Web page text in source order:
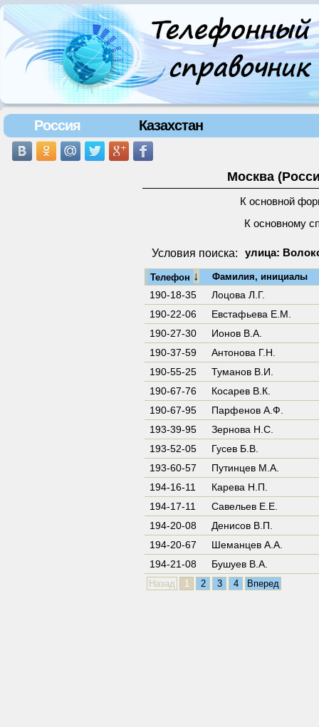
Россия Казахстан
Москва
К основной
К основному
Условия поиска: улица:
Телефон ↓ Фамилия, инициалы
190-18-35
Лоцова Л.Г.
190-22-06
Евстафьева Е.М.
190-27-30
Ионов В.А.
190-37-59
Антонова Г.Н.
190-55-25
Туманов В.И.
190-67-76
Косарев В.К.
190-67-95
Парфенов А.Ф.
193-39-95
Зернова Н.С.
193-52-05
Гусев Б.В.
193-60-57
Путинцев М.А.
194-16-11
Карева Н.П.
194-17-11
Савельев Е.Е.
194-20-08
Денисов В.П.
194-20-67
Шеманцев А.А.
194-21-08
Бушуев В.А.
Назад 1 2 3 4 Вперед